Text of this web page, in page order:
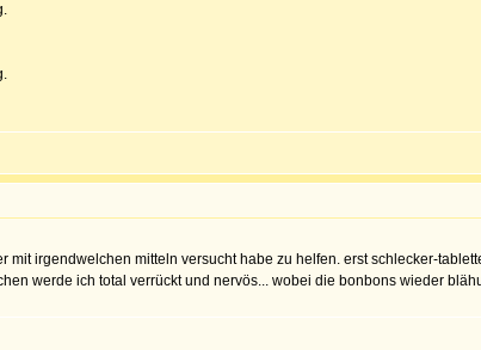
irgendwelchen mitteln versucht habe zu helfen. erst schlecker-
werde ich total verrückt und nervös... wobei die bonbons wieder